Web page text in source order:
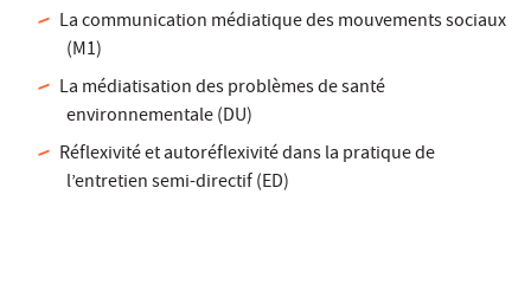
La communication médiatique des mouvements sociaux
(M1)
La médiatisation des problèmes de santé
environnementale (DU)
Réflexivité et autoréflexivité dans la pratique de
l’entretien semi-directif (ED)